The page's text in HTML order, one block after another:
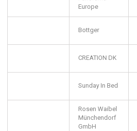
Europe
Bottger
CREATION DK
Sunday In Bed
Rosen Waibel
Münchendorf
GmbH